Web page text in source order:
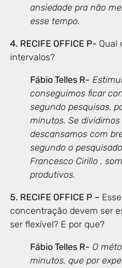
ansiedade pra não
esse tempo.
4. RECIFE OFFICE P- Qual
intervalos?
Fábio Telles R-
conseguimos ficar
segundo pesquisas,
minutos. Se
descansamos com
segundo o
Francesco Cirillo ,
produtivos.
5. RECIFE OFFICE P –
concentração devem ser
ser flexível? E por que?
Fábio Telles R- O
minutos, que por